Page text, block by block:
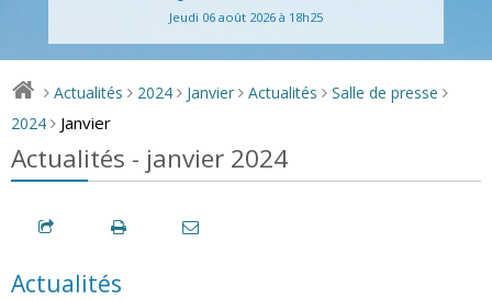
Jeudi 06 août 2026 à 18h25
> Actualités > 2024 > Janvier > Actualités > Salle de presse >
2024 > Janvier
Actualités - janvier 2024
Actualités